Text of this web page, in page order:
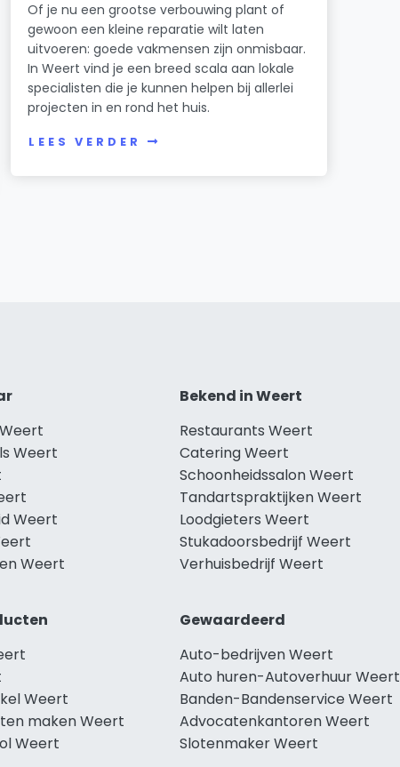
Of je nu een grootse verbouwing plant of
gewoon een kleine reparatie wilt laten
uitvoeren: goede vakmensen zijn onmisbaar.
In Weert vind je een breed scala aan lokale
specialisten die je kunnen helpen bij allerlei
projecten in en rond het huis.
LEES VERDER
Weert
Weert
Weert
Bekend in Weert
Restaurants Weert
Catering Weert
Schoonheidssalon Weert
Tandartspraktijken Weert
Loodgieters Weert
Stukadoorsbedrijf Weert
Verhuisbedrijf Weert
Weert
maken Weert
Weert
Gewaardeerd
Auto-bedrijven Weert
Auto huren-Autoverhuur Weert
Banden-Bandenservice Weert
Advocatenkantoren Weert
Slotenmaker Weert